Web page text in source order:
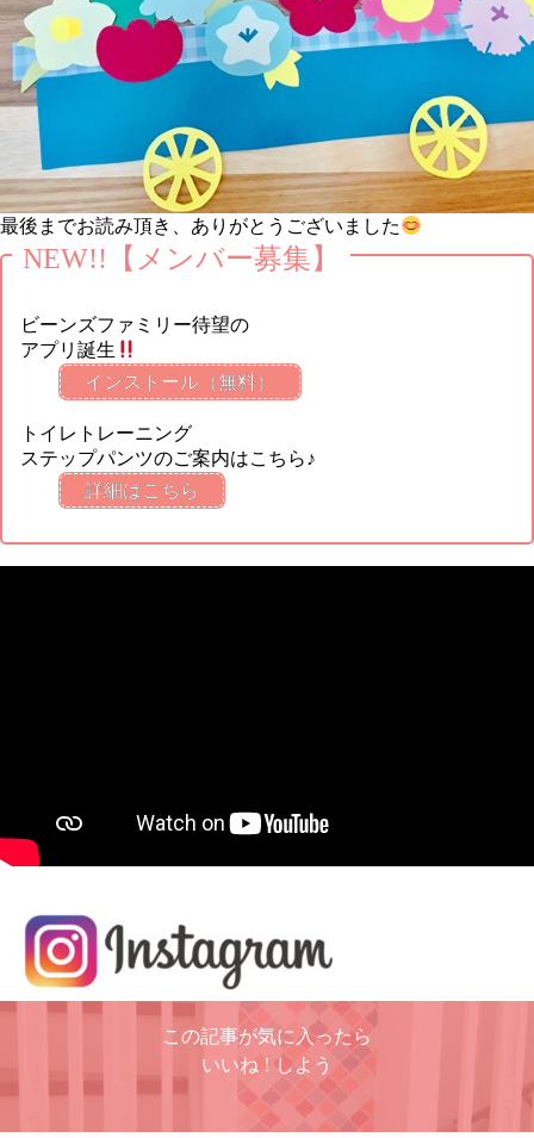
最後までお読み頂き、ありがとうございました
NEW!!【メンバー募集】
ビーンズファミリー待望の
アプリ誕生
インストール（無料）
トイレトレーニング
ステップパンツのご案内はこちら♪
詳細はこちら
この記事が気に入ったら
いいね ! しよう